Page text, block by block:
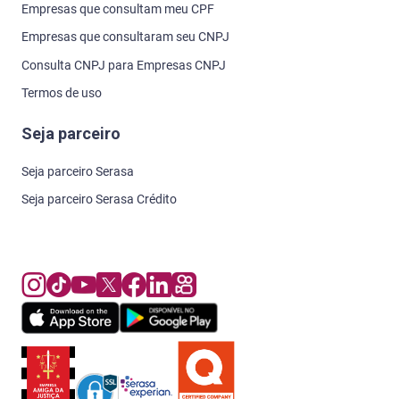
Empresas que consultam meu CPF
Empresas que consultaram seu CNPJ
Consulta CNPJ para Empresas CNPJ
Termos de uso
Seja parceiro
Seja parceiro Serasa
Seja parceiro Serasa Crédito